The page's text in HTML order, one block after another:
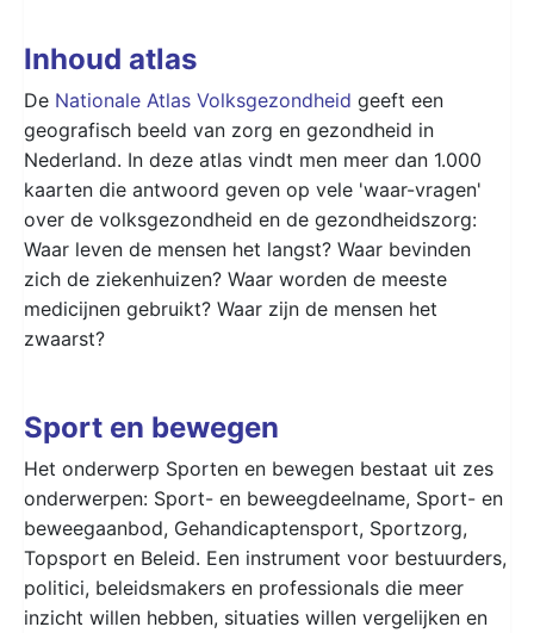
Inhoud atlas
De Nationale Atlas Volksgezondheid geeft een
geografisch beeld van zorg en gezondheid in
Nederland. In deze atlas vindt men meer dan 1.000
kaarten die antwoord geven op vele 'waar-vragen'
over de volksgezondheid en de gezondheidszorg:
Waar leven de mensen het langst? Waar bevinden
zich de ziekenhuizen? Waar worden de meeste
medicijnen gebruikt? Waar zijn de mensen het
zwaarst?
Sport en bewegen
Het onderwerp Sporten en bewegen bestaat uit zes
onderwerpen: Sport- en beweegdeelname, Sport- en
beweegaanbod, Gehandicaptensport, Sportzorg,
Topsport en Beleid. Een instrument voor bestuurders,
politici, beleidsmakers en professionals die meer
inzicht willen hebben, situaties willen vergelijken en